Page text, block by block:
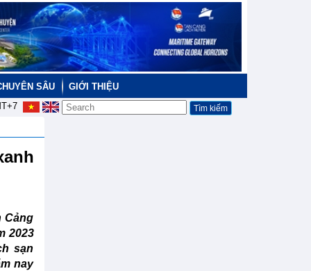
SÂU
GIỚI THIỆU
Cảng
2023
sạn
nay